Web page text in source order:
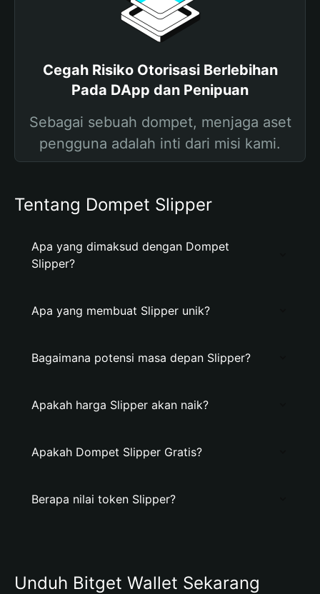
Cegah Risiko Otorisasi Berlebihan
Pada DApp dan Penipuan
Sebagai sebuah dompet, menjaga aset
pengguna adalah inti dari misi kami.
Tentang Dompet Slipper
Apa yang dimaksud dengan Dompet
Slipper?
Apa yang membuat Slipper unik?
Bagaimana potensi masa depan Slipper?
Apakah harga Slipper akan naik?
Apakah Dompet Slipper Gratis?
Berapa nilai token Slipper?
Unduh Bitget Wallet Sekarang